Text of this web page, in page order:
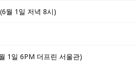
월 1일 저녁 8시)
1일 6PM 더프린 서울관)